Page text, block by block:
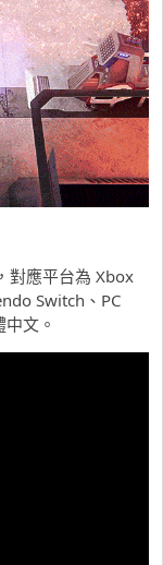
對應平台為 Xbox
Switch、PC
文。